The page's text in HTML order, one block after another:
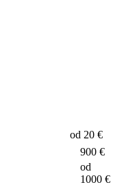
od 20 €
900 €
od
1000 €